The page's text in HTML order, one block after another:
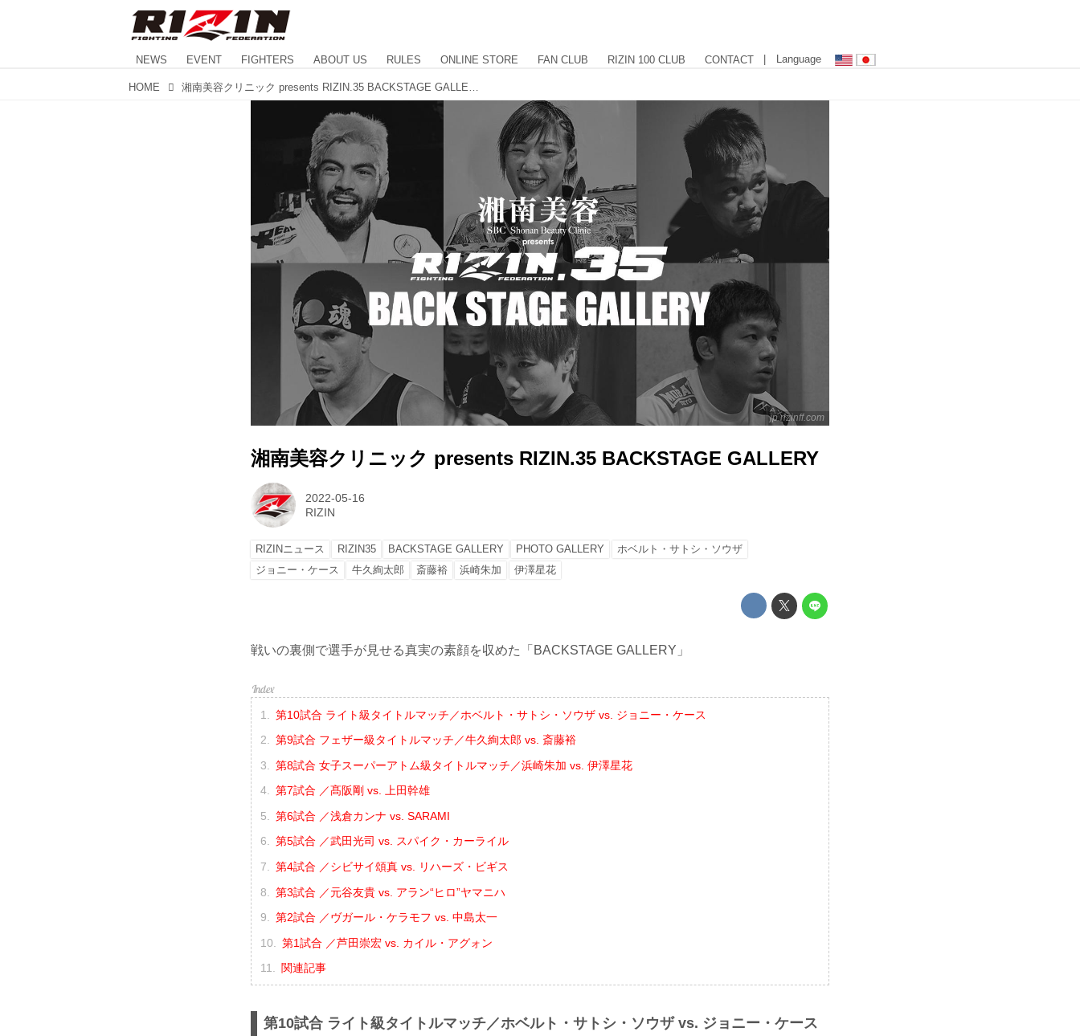
NEWS EVENT FIGHTERS ABOUT US RULES ONLINE STORE FAN CLUB RIZIN 100 CLUB CONTACT | Language
HOME
jp.rizinff.com
湘南美容クリニック presents RIZIN.35 BACKSTAGE GALLERY
2022-05-16
RIZIN
RIZINニュース RIZIN35 BACKSTAGE GALLERY PHOTO GALLERY
ホベルト・サトシ・ソウザ
ジョニー・ケース
牛久絢太郎 斎藤裕 浜崎朱加 伊澤星花
戦いの裏側で選手が見せる真実の素顔を収めた「BACKSTAGE GALLERY」
第10試合 ライト級タイトルマッチ／ホベルト・サトシ・ソウザ vs. ジョニー・ケース
第9試合 フェザー級タイトルマッチ／牛久絢太郎 vs. 斎藤裕
第8試合 女子スーパーアトム級タイトルマッチ／浜崎朱加 vs. 伊澤星花
第7試合 ／髙阪剛 vs. 上田幹雄
第6試合 ／浅倉カンナ vs. SARAMI
第5試合 ／武田光司 vs. スパイク・カーライル
第4試合 ／シビサイ頌真 vs. リハーズ・ビギス
第3試合 ／元谷友貴 vs. アラン“ヒロ”ヤマニハ
第2試合 ／ヴガール・ケラモフ vs. 中島太一
第1試合 ／芦田崇宏 vs. カイル・アグォン
関連記事
第10試合 ライト級タイトルマッチ／ホベルト・サトシ・ソウザ vs. ジョニー・ケース